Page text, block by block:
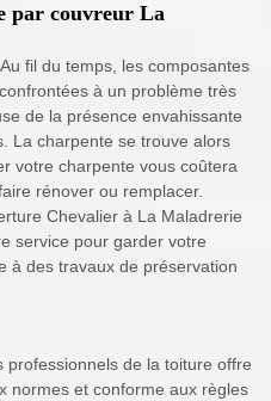
par couvreur La
fil du temps, les composantes
à un problème très
de la présence envahissante
La charpente se trouve alors
votre charpente vous coûtera
rénover ou remplacer.
Chevalier à La Maladrerie
service pour garder votre
à des travaux de préservation
professionnels de la toiture offre
normes et conforme aux règles